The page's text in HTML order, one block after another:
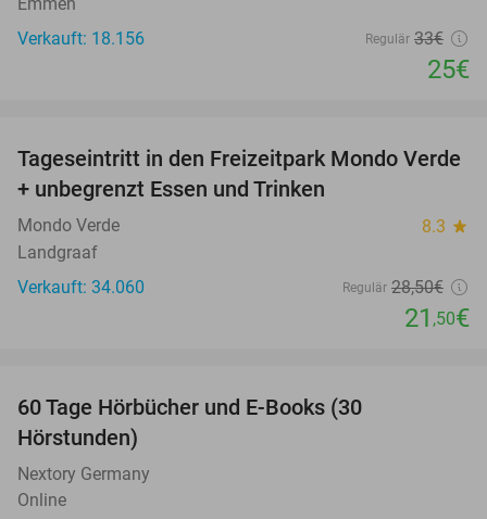
Verkauft: 18.156
Regulär 33€
25€
25%
Tageseintritt in den Freizeitpark Mondo Verde
+ unbegrenzt Essen und Trinken
Mondo Verde 8.3 star
Landgraaf
Verkauft: 34.060
Regulär 28,50€
21 ,50€
60 Tage Hörbücher und E-Books (30
Hörstunden)
Nextory Germany
Online